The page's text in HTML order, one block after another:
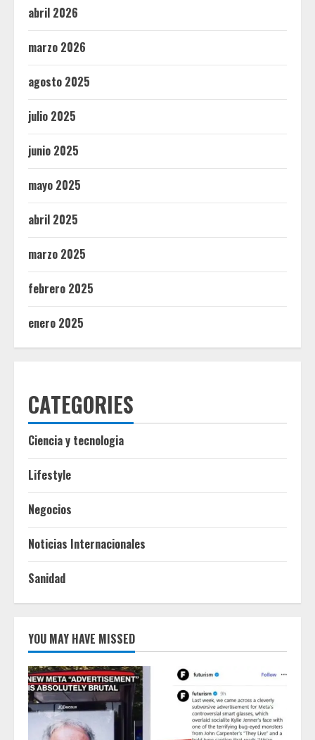
abril 2026
marzo 2026
agosto 2025
julio 2025
junio 2025
mayo 2025
abril 2025
marzo 2025
febrero 2025
enero 2025
CATEGORIES
Ciencia y tecnologia
Lifestyle
Negocios
Noticias Internacionales
Sanidad
YOU MAY HAVE MISSED